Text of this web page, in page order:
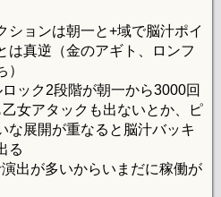
ションは朝一と+域で脳汁ポイ
は真逆（金のアギト、ロンフ
ック2段階が朝一から3000回
女アタックも出ないとか、ピ
な展開が重なると脳汁バッキ
る
出が多いからいまだに稼働が